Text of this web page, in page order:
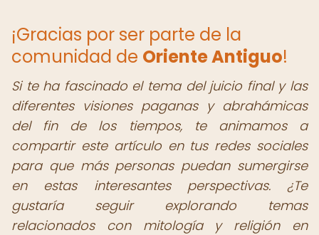
¡Gracias por ser parte de la
comunidad de Oriente Antiguo!
Si te ha fascinado el tema del juicio final y las
diferentes visiones paganas y abrahámicas
del fin de los tiempos, te animamos a
compartir este artículo en tus redes sociales
para que más personas puedan sumergirse
en estas interesantes perspectivas. ¿Te
gustaría seguir explorando temas
relacionados con mitología y religión en